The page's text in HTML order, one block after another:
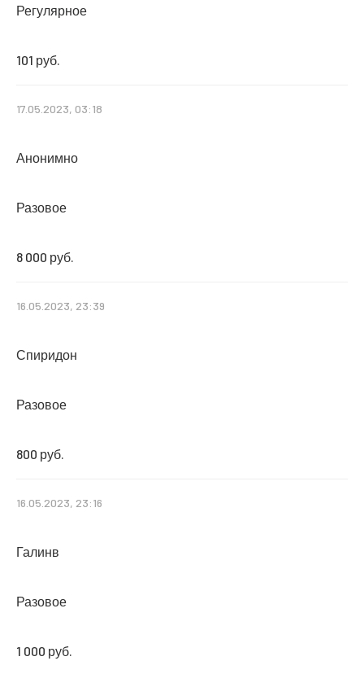
Регулярное
101 руб.
17.05.2023, 03:18
Анонимно
Разовое
8 000 руб.
16.05.2023, 23:39
Спиридон
Разовое
800 руб.
16.05.2023, 23:16
Галинв
Разовое
1 000 руб.